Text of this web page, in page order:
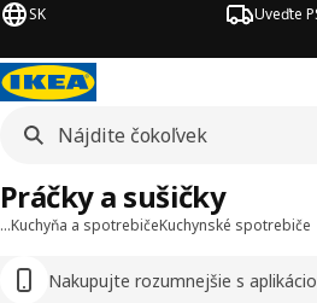
SK Uveďte
…Kuchyňa a spotrebičeKuchynské spotrebiče
Nakupujte rozumnejšie s
Práčky a sušičky